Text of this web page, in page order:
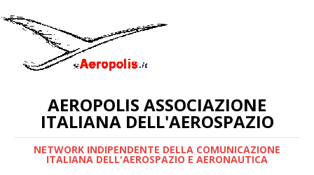
AEROPOLIS ASSOCIAZIONE
ITALIANA DELL'AEROSPAZIO
NETWORK INDIPENDENTE DELLA COMUNICAZIONE
ITALIANA DELL'AEROSPAZIO E AERONAUTICA